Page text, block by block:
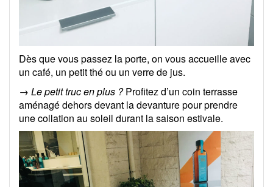
Dès que vous passez la porte, on vous accueille avec
un café, un petit thé ou un verre de jus.
→ Le petit truc en plus ?Profitez d’un coin terrasse
aménagé dehors devant la devanture pour prendre
une collation au soleil durant la saison estivale.